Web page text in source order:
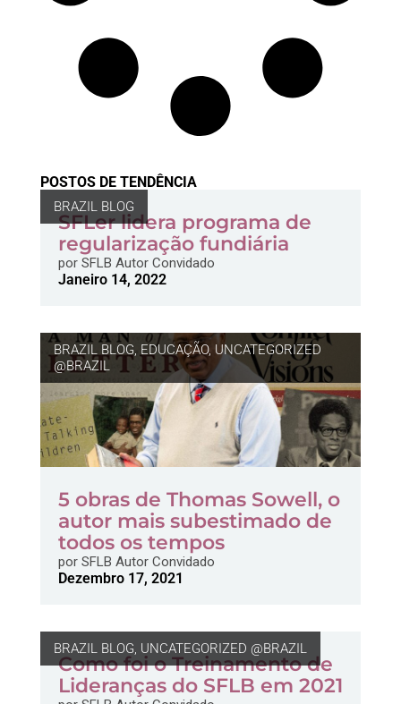
POSTOS DE TENDÊNCIA
BRAZIL BLOG
SFLer lidera programa de
regularização fundiária
porSFLB Autor Convidado
Janeiro 14, 2022
BRAZIL BLOG, EDUCAÇÃO, UNCATEGORIZED
@BRAZIL
5 obras de Thomas Sowell, o
autor mais subestimado de
todos os tempos
porSFLB Autor Convidado
Dezembro 17, 2021
BRAZIL BLOG, UNCATEGORIZED @BRAZIL
Como foi o Treinamento de
Lideranças do SFLB em 2021